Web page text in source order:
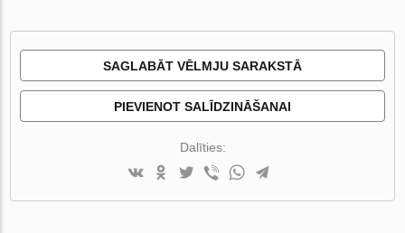
SAGLABĀT VĒLMJU SARAKSTĀ
PIEVIENOT SALĪDZINĀŠANAI
Dalīties: